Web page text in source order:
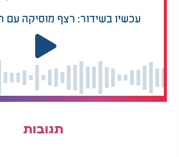
עכשיו בשידור: רצף מוסיקה עם
תגובות